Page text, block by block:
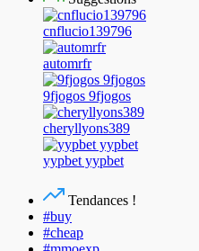
cnflucio139796
automrfr
9fjogos 9fjogos
cheryllyons389
yypbet yypbet
Tendances !
#buy
#cheap